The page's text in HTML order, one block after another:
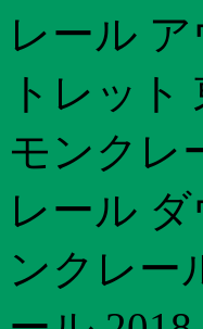
レール
トレッ
モンクレ
レール
ンクレー